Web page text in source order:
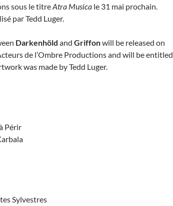
sous le titreAtra Musica le 31 mai prochain.
par Tedd Luger.
Darkenhöld and Griffonwill be released on
de l’Ombre Productions and will be entitled
was made by Tedd Luger.
Périr
Sylvestres